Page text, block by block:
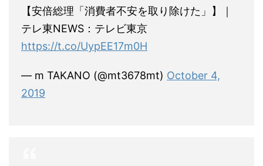
【安倍総理「消費者不安を取り除けた」】｜
テレ東NEWS：テレビ東京
https://t.co/UypEE17m0H
— m TAKANO (@mt3678mt) October 4,
2019